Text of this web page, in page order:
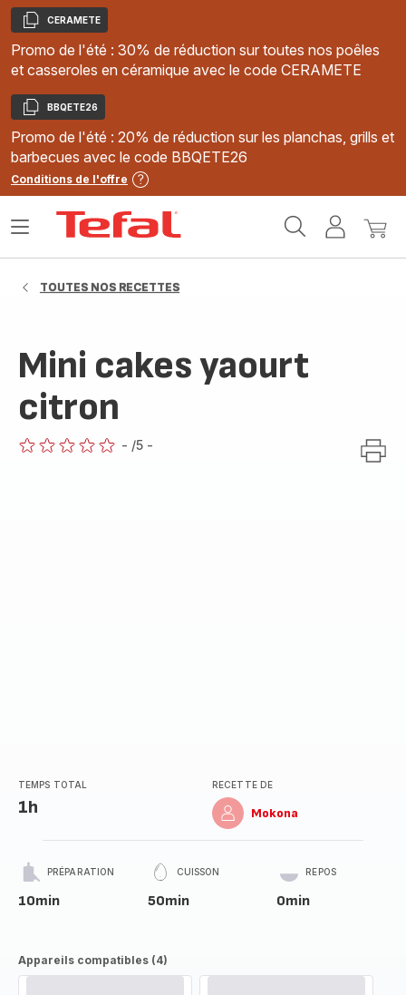
Copier
CERAMETE
Promo de l'été : 30% de réduction sur toutes nos poêles
et casseroles en céramique avec le code CERAMETE
Copier
BBQETE26
Promo de l'été : 20% de réduction sur les planchas, grills et
barbecues avec le code BBQETE26
Conditions de l'offre
MonMon
Ouvrir
TOUTES NOS RECETTES
Mini cakes yaourt
citron
- /5 -
TEMPS TOTAL
1h
RECETTE DE
Mokona
PRÉPARATION
10min
CUISSON
50min
REPOS
0min
Appareils compatibles (4)